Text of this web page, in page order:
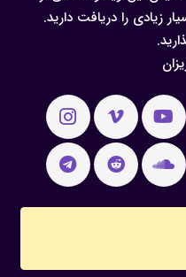
زیادی را دریافت دارید.